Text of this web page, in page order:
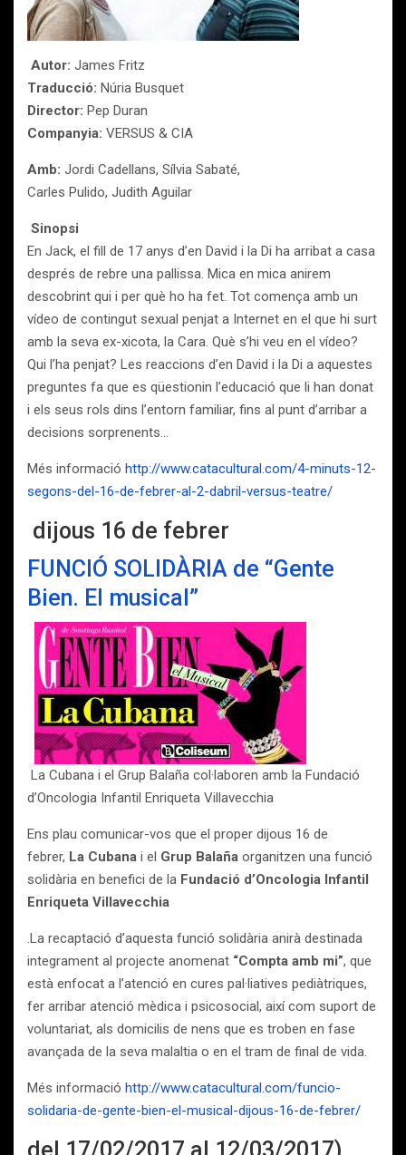
Autor: James Fritz
Traducció: Núria Busquet
Director: Pep Duran
Companyia: VERSUS & CIA
Amb: Jordi Cadellans, Sílvia Sabaté,
Carles Pulido, Judith Aguilar
Sinopsi
En Jack, el fill de 17 anys d’en David i la Di ha arribat a casa
després de rebre una pallissa. Mica en mica anirem
descobrint qui i per què ho ha fet. Tot comença amb un
vídeo de contingut sexual penjat a Internet en el que hi surt
amb la seva ex-xicota, la Cara. Què s’hi veu en el vídeo?
Qui l’ha penjat? Les reaccions d’en David i la Di a aquestes
preguntes fa que es qüestionin l’educació que li han donat
i els seus rols dins l’entorn familiar, fins al punt d’arribar a
decisions sorprenents…
Més informació http://www.catacultural.com/4-minuts-12-
segons-del-16-de-febrer-al-2-dabril-versus-teatre/
dijous 16 de febrer
FUNCIÓ SOLIDÀRIA de “Gente
Bien. El musical”
La Cubana i el Grup Balaña col·laboren amb la Fundació
d’Oncologia Infantil Enriqueta Villavecchia
Ens plau comunicar-vos que el proper dijous 16 de
febrer, La Cubana i el Grup Balaña organitzen una funció
solidària en benefici de la Fundació d’Oncologia Infantil
Enriqueta Villavecchia
.La recaptació d’aquesta funció solidària anirà destinada
integrament al projecte anomenat “Compta amb mi”, que
està enfocat a l’atenció en cures pal·liatives pediàtriques,
fer arribar atenció mèdica i psicosocial, així com suport de
voluntariat, als domicilis de nens que es troben en fase
avançada de la seva malaltia o en el tram de final de vida.
Més informació http://www.catacultural.com/funcio-
solidaria-de-gente-bien-el-musical-dijous-16-de-febrer/